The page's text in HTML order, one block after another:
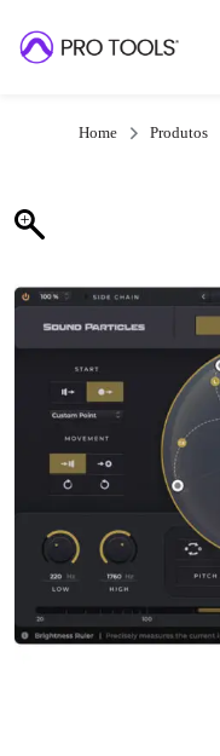
Home Produtos